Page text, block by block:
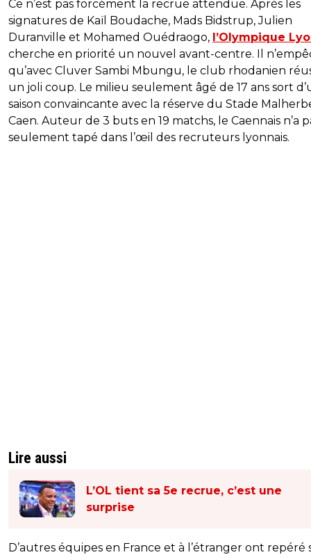
Ce n’est pas forcément la recrue attendue. Après les
signatures de Kaïl Boudache, Mads Bidstrup, Julien
Duranville et Mohamed Ouédraogo, l’Olympique
cherche en priorité un nouvel avant-centre. Il
qu’avec Cluver Sambi Mbungu, le club rhodanien
un joli coup. Le milieu seulement âgé de 17 ans sort
saison convaincante avec la réserve du Stade
Caen. Auteur de 3 buts en 19 matchs, le Caennais n’a
seulement tapé dans l’œil des recruteurs lyonnais.
Lire aussi
L’OL tient sa 5e recrue, c’est une
surprise
D’autres équipes en France et à l’étranger ont repéré